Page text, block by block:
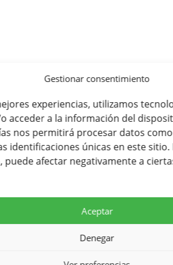
Gestionar consentimiento
experiencias, utilizamos
acceder a la información del
nos permitirá procesar datos
identificaciones únicas en este
puede afectar negativamente a
Aceptar
Denegar